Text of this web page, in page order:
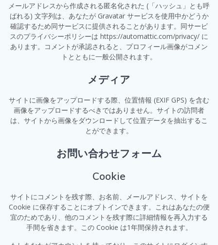
メールアドレスから作成される匿名化された (「ハッシュ」とも呼
ばれる) 文字列は、あなたが Gravatar サービスを使用中かどうか
確認するため同サービスに提供されることがあります。同サービ
スのプライバシーポリシーは https://automattic.com/privacy/ に
あります。コメントが承認されると、プロフィール画像がコメン
トとともに一般公開されます。
メディア
サイトに画像をアップロードする際、位置情報 (EXIF GPS) を含む
画像をアップロードするべきではありません。サイトの訪問者
は、サイトから画像をダウンロードして位置データを抽出するこ
とができます。
お問い合わせフォーム
Cookie
サイトにコメントを残す際、お名前、メールアドレス、サイトを
Cookie に保存することにオプトインできます。これはあなたの便
宜のためであり、他のコメントを残す際に詳細情報を再入力する
手間を省きます。この Cookie は1年間保持されます。